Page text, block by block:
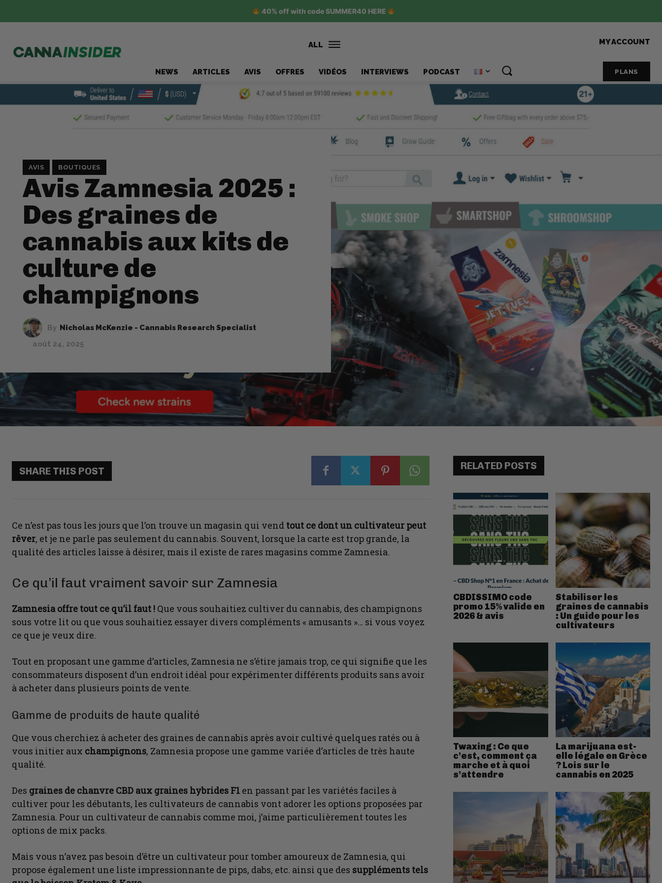
40% off with code SUMMER40 HERE
ALL
NEWS ARTICLES AVIS OFFRES VIDÉOS INTERVIEWS PODCAST
MY ACCOUNT
PLANS
AVIS BOUTIQUES
Avis Zamnesia 2025 :
Des graines de
cannabis aux kits de
culture de
champignons
By Nicholas McKenzie - Cannabis Research Specialist
août 24, 2025
SHARE THIS POST
Ce n’est pas tous les jours que l’on trouve un magasin qui vend tout ce dont un cultivateur peut
rêver, et je ne parle pas seulement du cannabis. Souvent, lorsque la carte est trop grande, la
qualité des articles laisse à désirer, mais il existe de rares magasins comme Zamnesia.
Ce qu’il faut vraiment savoir sur Zamnesia
Zamnesia offre tout ce qu’il faut ! Que vous souhaitiez cultiver du cannabis, des champignons
sous votre lit ou que vous souhaitiez essayer divers compléments « amusants »… si vous voyez
ce que je veux dire.
Tout en proposant une gamme d’articles, Zamnesia ne s’étire jamais trop, ce qui signifie que les
consommateurs disposent d’un endroit idéal pour expérimenter différents produits sans avoir
à acheter dans plusieurs points de vente.
Gamme de produits de haute qualité
Que vous cherchiez à acheter des graines de cannabis après avoir cultivé quelques ratés ou à
vous initier aux champignons, Zamnesia propose une gamme variée d’articles de très haute
qualité.
Des graines de chanvre CBD aux graines hybrides F1 en passant par les variétés faciles à
cultiver pour les débutants, les cultivateurs de cannabis vont adorer les options proposées par
Zamnesia. Pour un cultivateur de cannabis comme moi, j’aime particulièrement toutes les
options de mix packs.
Mais vous n’avez pas besoin d’être un cultivateur pour tomber amoureux de Zamnesia, qui
propose également une liste impressionnante de pips, dabs, etc. ainsi que des suppléments tels
RELATED POSTS
CBDISSIMO code
promo 15% valide en
2026 & avis
Stabiliser les
graines de cannabis
: Un guide pour les
cultivateurs
Twaxing : Ce que
c’est, comment ça
marche et à quoi
s’attendre
La marijuana est-
elle légale en Grèce
? Lois sur le
cannabis en 2025